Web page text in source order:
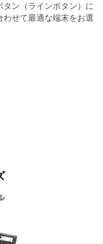
ン（ラインボタン）に
せて最適な端末をお選